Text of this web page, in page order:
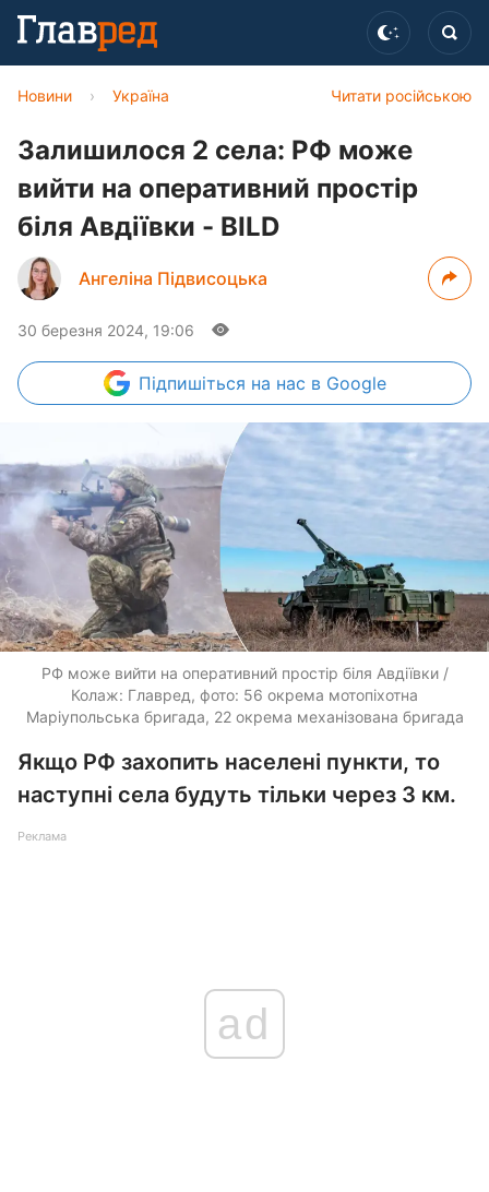
Читати російською
Новини › Україна
Залишилося 2 села: РФ може
вийти на оперативний простір
біля Авдіївки - BILD
Ангеліна Підвисоцька
30 березня 2024, 19:06
Підпишіться на нас в Google
РФ може вийти на оперативний простір біля Авдіївки /
Колаж: Главред, фото: 56 окрема мотопіхотна
Маріупольська бригада, 22 окрема механізована бригада
Якщо РФ захопить населені пункти, то
наступні села будуть тільки через 3 км.
Реклама
ad